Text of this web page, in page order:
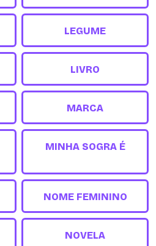
LEGUME
LIVRO
MARCA
MINHA SOGRA É
NOME FEMININO
NOVELA